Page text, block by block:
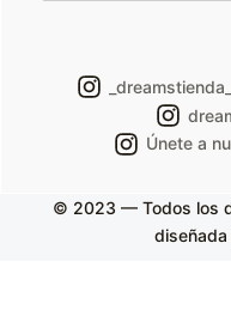
_dreamstienda_
Únete a
© 2023 — Todos los
diseñada